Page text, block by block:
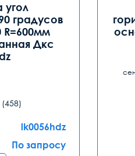
градусов
R=600мм
Дкс
(458)
lk0056hdz
По запросу